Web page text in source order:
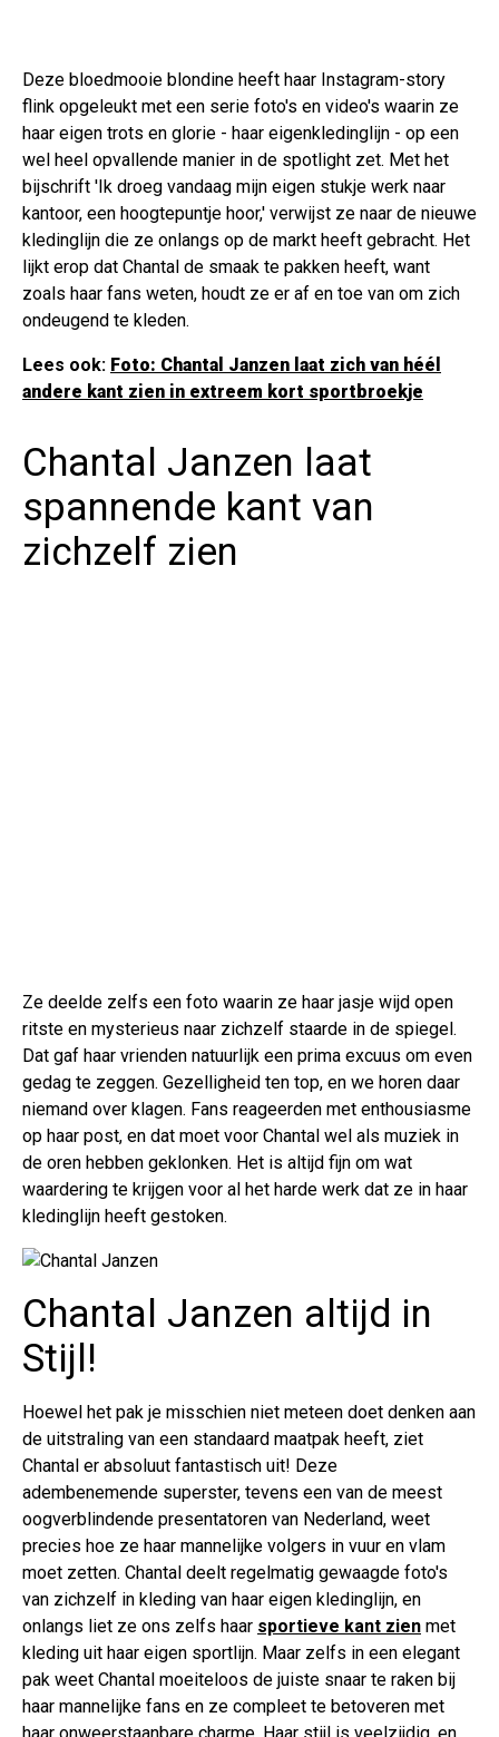
Deze bloedmooie blondine heeft haar Instagram-story
flink opgeleukt met een serie foto's en video's waarin ze
haar eigen trots en glorie - haar eigenkledinglijn - op een
wel heel opvallende manier in de spotlight zet. Met het
bijschrift 'Ik droeg vandaag mijn eigen stukje werk naar
kantoor, een hoogtepuntje hoor,' verwijst ze naar de nieuwe
kledinglijn die ze onlangs op de markt heeft gebracht. Het
lijkt erop dat Chantal de smaak te pakken heeft, want
zoals haar fans weten, houdt ze er af en toe van om zich
ondeugend te kleden.
Lees ook: Foto: Chantal Janzen laat zich van héél
andere kant zien in extreem kort sportbroekje
Chantal Janzen laat
spannende kant van
zichzelf zien
Ze deelde zelfs een foto waarin ze haar jasje wijd open
ritste en mysterieus naar zichzelf staarde in de spiegel.
Dat gaf haar vrienden natuurlijk een prima excuus om even
gedag te zeggen. Gezelligheid ten top, en we horen daar
niemand over klagen. Fans reageerden met enthousiasme
op haar post, en dat moet voor Chantal wel als muziek in
de oren hebben geklonken. Het is altijd fijn om wat
waardering te krijgen voor al het harde werk dat ze in haar
kledinglijn heeft gestoken.
Chantal Janzen altijd in
Stijl!
Hoewel het pak je misschien niet meteen doet denken aan
de uitstraling van een standaard maatpak heeft, ziet
Chantal er absoluut fantastisch uit! Deze
adembenemende superster, tevens een van de meest
oogverblindende presentatoren van Nederland, weet
precies hoe ze haar mannelijke volgers in vuur en vlam
moet zetten. Chantal deelt regelmatig gewaagde foto's
van zichzelf in kleding van haar eigen kledinglijn, en
onlangs liet ze ons zelfs haar sportieve kant zien met
kleding uit haar eigen sportlijn. Maar zelfs in een elegant
pak weet Chantal moeiteloos de juiste snaar te raken bij
haar mannelijke fans en ze compleet te betoveren met
haar onweerstaanbare charme. Haar stijl is veelzijdig, en